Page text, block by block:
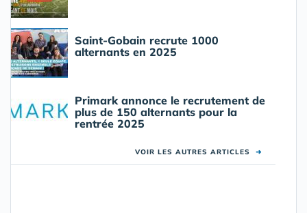
Saint-Gobain recrute 1000
alternants en 2025
Primark annonce le recrutement de
plus de 150 alternants pour la
rentrée 2025
VOIR LES AUTRES ARTICLES ➜